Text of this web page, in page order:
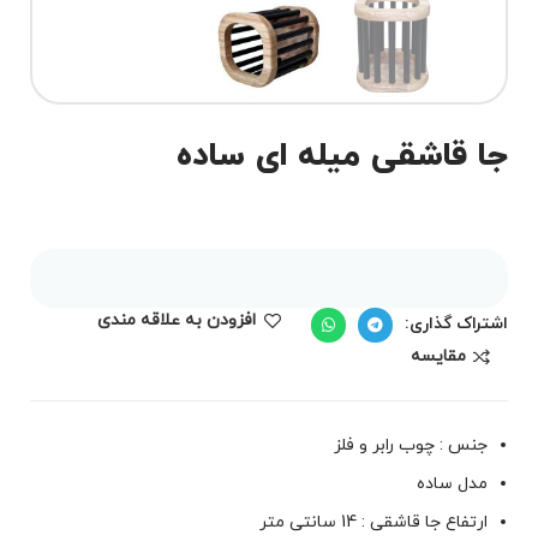
جا قاشقی میله ای ساده
اشتراک گذاری:
افزودن به علاقه مندی
مقايسه
جنس : چوب رابر و فلز
مدل ساده
ارتفاع جا قاشقی : 14 سانتی متر